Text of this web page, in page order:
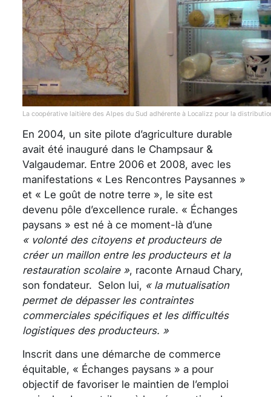
La coopérative laitière des Alpes du Sud adhérente à Localizz pour la
En 2004, un site pilote d’agriculture durable
avait été inauguré dans le Champsaur &
Valgaudemar. Entre 2006 et 2008, avec les
manifestations « Les Rencontres Paysannes »
et « Le goût de notre terre », le site est
devenu pôle d’excellence rurale. « Échanges
paysans » est né à ce moment-là d’une
« volonté des citoyens et producteurs de
créer un maillon entre les producteurs et la
restauration scolaire », raconte Arnaud Chary,
son fondateur. Selon lui, « la mutualisation
permet de dépasser les contraintes
commerciales spécifiques et les difficultés
logistiques des producteurs. »
Inscrit dans une démarche de commerce
équitable, « Échanges paysans » a pour
objectif de favoriser le maintien de l’emploi